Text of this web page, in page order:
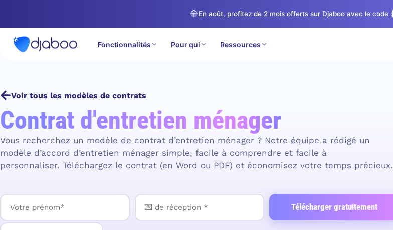
En août, profitez de 2 mois offerts sur Djaboo avec le code :
Fonctionnalités Pour qui Ressources
Voir tous les modèles de contrats
Contrat d'entretien ménager
Vous recherchez un modèle de contrat d’entretien ménager ? Notre équipe a rédigé un
modèle d’accord d’entretien ménager simple, facile à comprendre et facile à
personnaliser. Téléchargez le contrat (en Word ou PDF) et économisez votre temps précieux.